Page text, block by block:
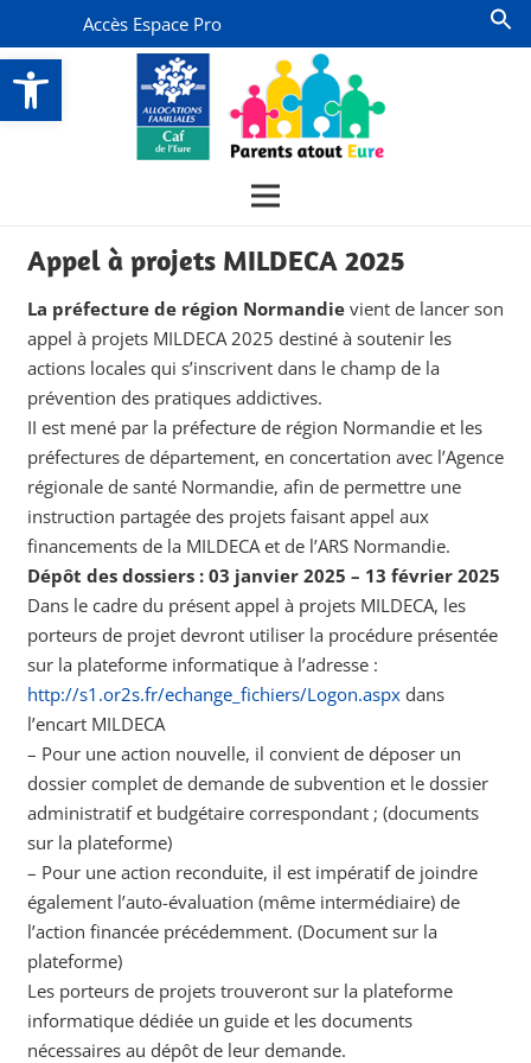
Ouvrir la barre d’outils
Accès Espace Pro
Appel à projets MILDECA 2025
La préfecture de région Normandievient de lancer son
appel à projets MILDECA 2025 destiné à soutenir les
actions locales qui s’inscrivent dans le champ de la
prévention des pratiques addictives.
II est mené par la préfecture de région Normandie et les
préfectures de département, en concertation avec l’Agence
régionale de santé Normandie, afin de permettre une
instruction partagée des projets faisant appel aux
financements de la MILDECA et de l’ARS Normandie.
Dépôt des dossiers : 03 janvier 2025 – 13 février 2025
Dans le cadre du présent appel à projets MILDECA, les
porteurs de projet devront utiliser la procédure présentée
sur la plateforme informatique à l’adresse :
http://s1.or2s.fr/echange_fichiers/Logon.aspxdans
l’encart MILDECA
– Pour une action nouvelle, il convient de déposer un
dossier complet de demande de subvention et le dossier
administratif et budgétaire correspondant ; (documents
sur la plateforme)
– Pour une action reconduite, il est impératif de joindre
également l’auto-évaluation (même intermédiaire) de
l’action financée précédemment. (Document sur la
plateforme)
Les porteurs de projets trouveront sur la plateforme
informatique dédiée un guide et les documents
nécessaires au dépôt de leur demande.